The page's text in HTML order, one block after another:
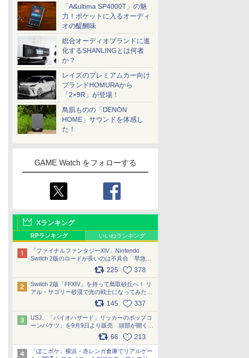
「A&ultima SP4000T」の魅
力！ポケットに入るオーディ
オの醍醐味
総合オーディオブランドに進
化するSHANLINGとは何者
か？
レイズのプレミアムカー向け
ブランドHOMURAから
「2×9R」が登場！
鳥肌ものの「DENON
HOME」サウンドを体感し
た！
GAME Watch をフォローする
Xランキング
RPランキング いいねランキング
「ファイナルファンタジーXIV」Nintendo
Switch 2版のロードが長いのは不具合 早急に
アップデートできるよう対応中225 378
Switch 2版「FFXIV」を持って鳥取砂丘へ！ リ
アル・サゴリー砂漠で光の戦士になってみた
145 337
USJ、「バイオハザード」リッカーのポップコ
ーンバケツ」を9月9日より販売 頭部が開く仕
組み。味は恐怖を堪のう「味噌フレーバー」
66 213
「ぽこポケ」横浜・赤レンガ倉庫でリアルゲー